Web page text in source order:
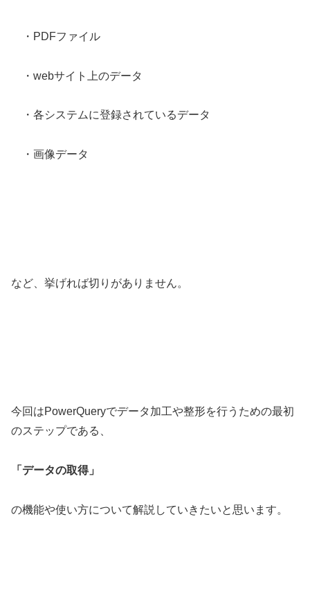
・PDFファイル
・webサイト上のデータ
・各システムに登録されているデータ
・画像データ
など、挙げれば切りがありません。
今回はPowerQueryでデータ加工や整形を行うための最初
のステップである、
「データの取得」
の機能や使い方について解説していきたいと思います。